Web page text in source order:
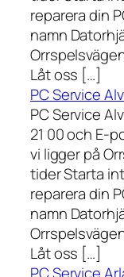
reparera din
namn
Låt oss […]
PC Service
PC Service
21 00 och E-
vi ligger på
tider Starta
reparera din
namn
Låt oss […]
PC Service